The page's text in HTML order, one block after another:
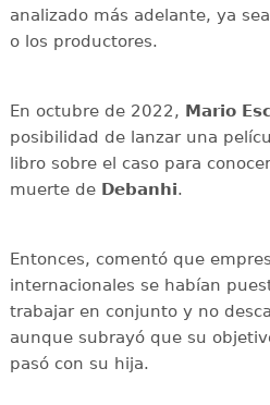
analizado más adelante, ya
o los productores.
En octubre de 2022, Mario
posibilidad de lanzar una
libro sobre el caso para
muerte de Debanhi.
Entonces, comentó que
internacionales se habían
trabajar en conjunto y no
aunque subrayó que su
pasó con su hija.